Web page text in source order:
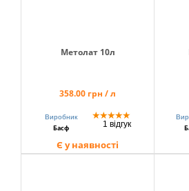
Метолат 10л
358.00 грн / л
Виробник
Басф
★★★★★
1 відгук
Є у наявності